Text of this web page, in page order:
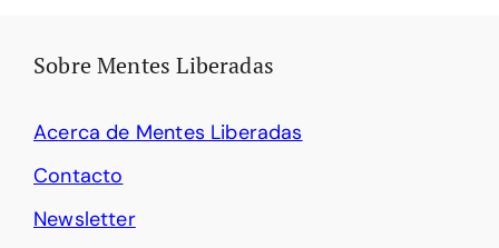
Sobre Mentes Liberadas
Acerca de Mentes Liberadas
Contacto
Newsletter